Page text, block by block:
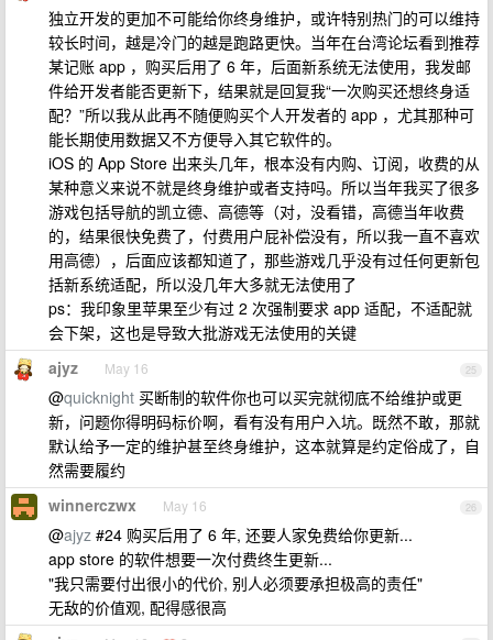
独立开发的更加不可能给你终身维护，或许特别热门的可以维持
较长时间，越是冷门的越是跑路更快。当年在台湾论坛看到推荐
某记账 app ，购买后用了 6 年，后面新系统无法使用，我发邮
件给开发者能否更新下，结果就是回复我“一次购买还想终身适
配？”所以我从此再不随便购买个人开发者的 app ，尤其那种可
能长期使用数据又不方便导入其它软件的。
iOS 的 App Store 出来头几年，根本没有内购、订阅，收费的从
某种意义来说不就是终身维护或者支持吗。所以当年我买了很多
游戏包括导航的凯立德、高德等（对，没看错，高德当年收费
的，结果很快免费了，付费用户屁补偿没有，所以我一直不喜欢
用高德），后面应该都知道了，那些游戏几乎没有过任何更新包
括新系统适配，所以没几年大多就无法使用了
ps：我印象里苹果至少有过 2 次强制要求 app 适配，不适配就
会下架，这也是导致大批游戏无法使用的关键
25
ajyz May 16
@quicknight 买断制的软件你也可以买完就彻底不给维护或更
新，问题你得明码标价啊，看有没有用户入坑。既然不敢，那就
默认给予一定的维护甚至终身维护，这本就算是约定俗成了，自
然需要履约
26
winnerczwx May 16
@ajyz #24 购买后用了 6 年, 还要人家免费给你更新...
app store 的软件想要一次付费终生更新...
"我只需要付出很小的代价, 别人必须要承担极高的责任"
无敌的价值观, 配得感很高